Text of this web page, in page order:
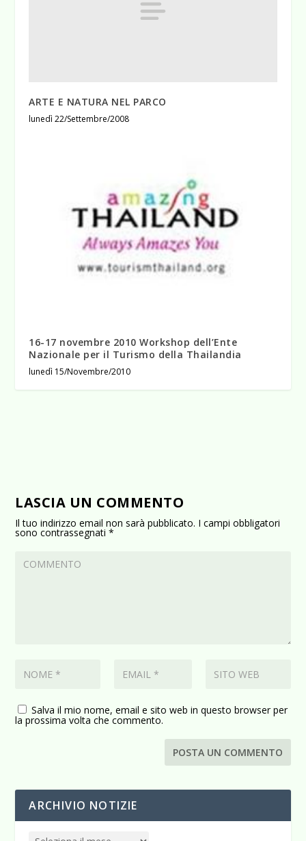
ARTE E NATURA NEL PARCO
lunedì 22/Settembre/2008
16-17 novembre 2010 Workshop dell’Ente
Nazionale per il Turismo della Thailandia
lunedì 15/Novembre/2010
LASCIA UN COMMENTO
Il tuo indirizzo email non sarà pubblicato. I campi obbligatori
sono contrassegnati*
Salva il mio nome, email e sito web in questo browser per
la prossima volta che commento.
ARCHIVIO NOTIZIE